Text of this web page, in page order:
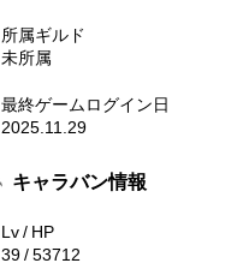
所属ギルド
未所属
最終ゲームログイン日
2025.11.29
キャラバン情報
Lv / HP
39 / 53712